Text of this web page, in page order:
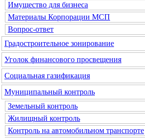
Имущество для бизнеса
Материалы Корпорации МСП
Вопрос-ответ
Градостроительное зонирование
Уголок финансового просвещения
Социальная газификация
Муниципальный контроль
Земельный контроль
Жилищный контроль
Контроль на автомобильном транспорте